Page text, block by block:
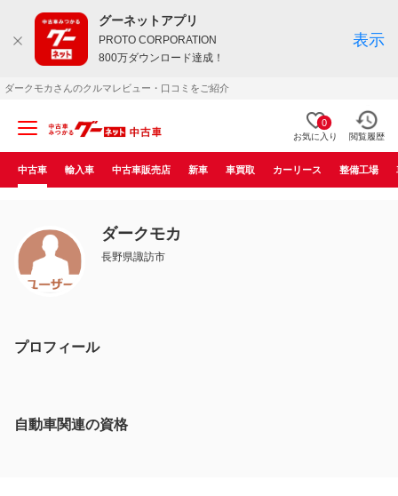
グーネットアプリ
PROTO CORPORATION
800万ダウンロード達成！
表示
ダークモカさんのクルマレビュー・口コミをご紹介
0
お気に入り 閲覧履歴
中古車 輸入車 中古車販売店 新車 車買取 カーリース 整備工場
ダークモカ
長野県諏訪市
プロフィール
自動車関連の資格